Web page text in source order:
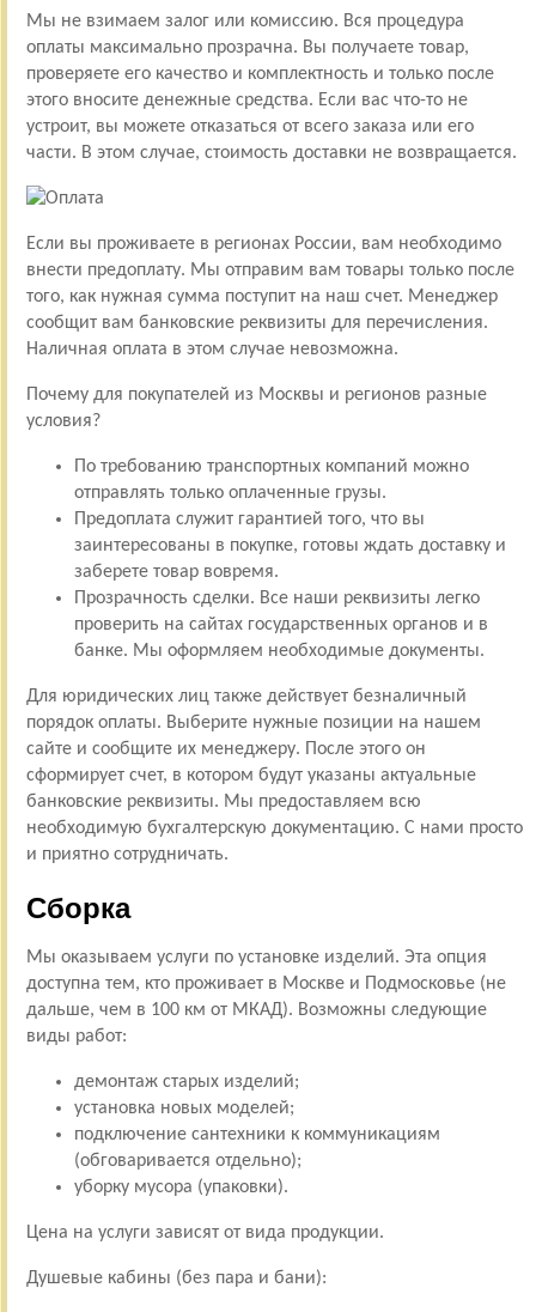
Мы не взимаем залог или комиссию. Вся процедура
оплаты максимально прозрачна. Вы получаете товар,
проверяете его качество и комплектность и только после
этого вносите денежные средства. Если вас что-то не
устроит, вы можете отказаться от всего заказа или его
части. В этом случае, стоимость доставки не возвращается.
Если вы проживаете в регионах России, вам необходимо
внести предоплату. Мы отправим вам товары только после
того, как нужная сумма поступит на наш счет. Менеджер
сообщит вам банковские реквизиты для перечисления.
Наличная оплата в этом случае невозможна.
Почему для покупателей из Москвы и регионов разные
условия?
По требованию транспортных компаний можно
отправлять только оплаченные грузы.
Предоплата служит гарантией того, что вы
заинтересованы в покупке, готовы ждать доставку и
заберете товар вовремя.
Прозрачность сделки. Все наши реквизиты легко
проверить на сайтах государственных органов и в
банке. Мы оформляем необходимые документы.
Для юридических лиц также действует безналичный
порядок оплаты. Выберите нужные позиции на нашем
сайте и сообщите их менеджеру. После этого он
сформирует счет, в котором будут указаны актуальные
банковские реквизиты. Мы предоставляем всю
необходимую бухгалтерскую документацию. С нами просто
и приятно сотрудничать.
Сборка
Мы оказываем услуги по установке изделий. Эта опция
доступна тем, кто проживает в Москве и Подмосковье (не
дальше, чем в 100 км от МКАД). Возможны следующие
виды работ:
демонтаж старых изделий;
установка новых моделей;
подключение сантехники к коммуникациям
(обговаривается отдельно);
уборку мусора (упаковки).
Цена на услуги зависят от вида продукции.
Душевые кабины (без пара и бани):